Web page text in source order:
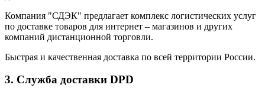
Компания "СДЭК" предлагает комплекс логистических услуг
по доставке товаров для интернет – магазинов и других
компаний дистанционной торговли.
Быстрая и качественная доставка по всей территории России.
3. Служба доставки DPD